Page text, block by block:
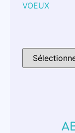
VOEUX